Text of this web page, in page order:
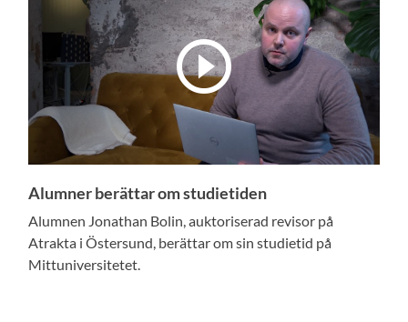
Alumner berättar om studietiden
Alumnen Jonathan Bolin, auktoriserad revisor på
Atrakta i Östersund, berättar om sin studietid på
Mittuniversitetet.